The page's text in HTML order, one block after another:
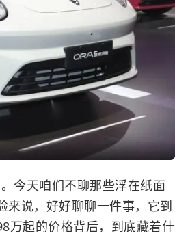
今天咱们不聊那些浮在纸面
来说，好好聊聊一件事，它到
万起的价格背后，到底藏着什